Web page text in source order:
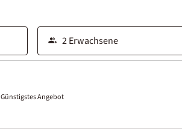
Günstigstes Angebot